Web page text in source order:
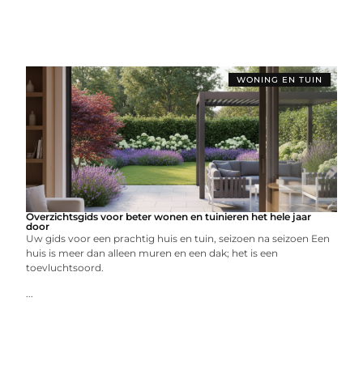
WONING EN TUIN
Overzichtsgids voor beter wonen en tuinieren het hele jaar
door
Uw gids voor een prachtig huis en tuin, seizoen na seizoen Een
huis is meer dan alleen muren en een dak; het is een
toevluchtsoord.
...